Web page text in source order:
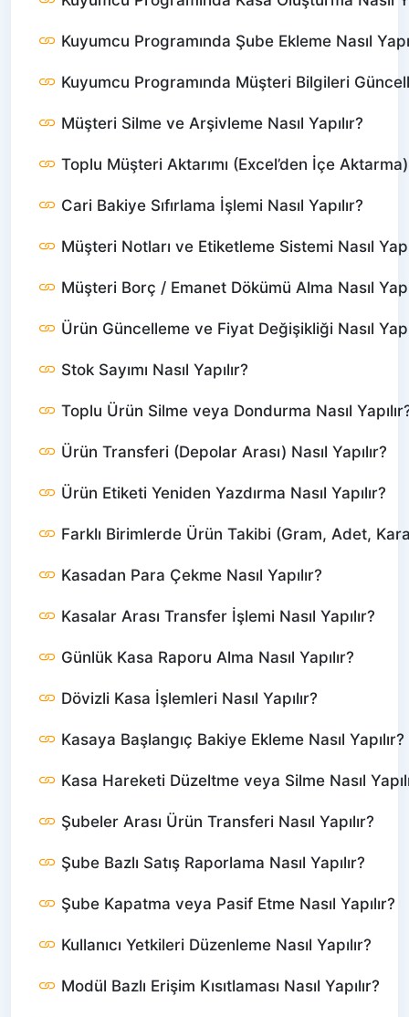
Kuyumcu Programında Şube Ekleme Nasıl
Kuyumcu Programında Müşteri Bilgileri
Müşteri Silme ve Arşivleme Nasıl Yapılır?
Toplu Müşteri Aktarımı (Excel’den İçe Aktarma)
Cari Bakiye Sıfırlama İşlemi Nasıl Yapılır?
Müşteri Notları ve Etiketleme Sistemi Nasıl
Müşteri Borç / Emanet Dökümü Alma Nasıl
Ürün Güncelleme ve Fiyat Değişikliği Nasıl
Stok Sayımı Nasıl Yapılır?
Toplu Ürün Silme veya Dondurma Nasıl
Ürün Transferi (Depolar Arası) Nasıl Yapılır?
Ürün Etiketi Yeniden Yazdırma Nasıl Yapılır?
Farklı Birimlerde Ürün Takibi (Gram, Adet,
Kasadan Para Çekme Nasıl Yapılır?
Kasalar Arası Transfer İşlemi Nasıl Yapılır?
Günlük Kasa Raporu Alma Nasıl Yapılır?
Dövizli Kasa İşlemleri Nasıl Yapılır?
Kasaya Başlangıç Bakiye Ekleme Nasıl Yapılır?
Kasa Hareketi Düzeltme veya Silme Nasıl
Şubeler Arası Ürün Transferi Nasıl Yapılır?
Şube Bazlı Satış Raporlama Nasıl Yapılır?
Şube Kapatma veya Pasif Etme Nasıl Yapılır?
Kullanıcı Yetkileri Düzenleme Nasıl Yapılır?
Modül Bazlı Erişim Kısıtlaması Nasıl Yapılır?